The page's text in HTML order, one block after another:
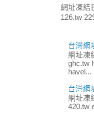
網址凍結
126.tw
台灣網
網址凍
ghc.tw
havel...
台灣網
網址凍
420.tw